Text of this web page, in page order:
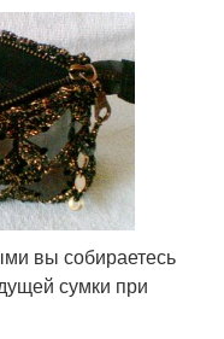
вы собираетесь
сумки при